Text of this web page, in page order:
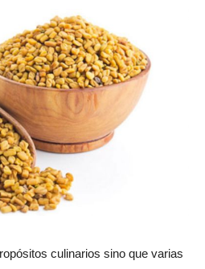
culinarios sino que varias